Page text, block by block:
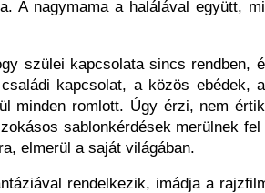
A nagymama a halálával együtt,
szülei kapcsolata sincs rendben,
kapcsolat, a közös ebédek,
minden romlott. Úgy érzi, nem
sablonkérdések merülnek
elmerül a saját világában.
rendelkezik, imádja a